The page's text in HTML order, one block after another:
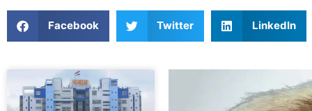
Facebook Twitter LinkedIn